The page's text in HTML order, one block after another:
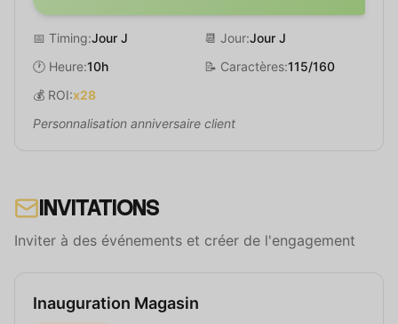
📅 Timing:Jour J 📆 Jour:Jour J
🕐 Heure:10h 📝 Caractères:115/160
💰 ROI:x28
Personnalisation anniversaire client
INVITATIONS
Inviter à des événements et créer de l'engagement
Inauguration Magasin